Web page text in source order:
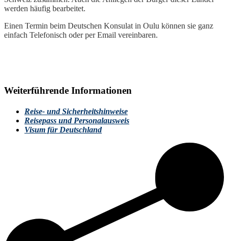
werden häufig bearbeitet.
Einen Termin beim Deutschen Konsulat in Oulu können sie ganz
einfach Telefonisch oder per Email vereinbaren.
Weiterführende Informationen
Reise- und Sicherheitshinweise
Reisepass und Personalausweis
Visum für Deutschland